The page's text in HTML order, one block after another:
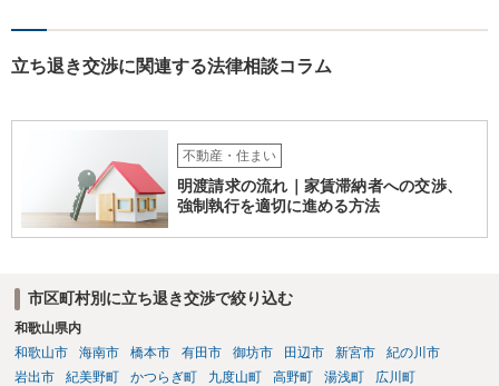
側（賃貸人側）が、更新の予定されている普通賃貸借契約から更新の
側（あなた側）から同意を取り付けようとしているものと思われま
す。 （建物賃貸借契約の更新等） 第二十六条 建物の賃貸借について
期間の定めがある場合において、当事者が期間の満了の一年前から六
月前までの間に相手方に対して更新をしない旨の通知又は条件を変更
しなければ更新をしない旨の通知をしなかったときは、従前の契約と
めがないものとする。 ２ 前項の通知をした場合であっても、建物の
賃貸借の期間が満了した後建物の賃借人が使用を継続する場合におい
て、建物の賃貸人が遅滞なく異議を述べなかったときも、同項と同様
とする。 （建物賃貸借契約の更新拒絶等の要件） 第二十八条 建物の
賃貸人による第二十六条第一項の通知又は建物の賃貸借の解約の申入
立ち退き交渉に関連する法律相談コラム
不動産・住まい
明渡請求の流れ｜家賃滞納者への交渉、
強制執行を適切に進める方法
市区町村別に立ち退き交渉で絞り込む
和歌山県内
和歌山市
海南市 橋本市 有田市 御坊市 田辺市 新宮市
紀の川市
岩出市
紀美野町 かつらぎ町 九度山町 高野町 湯浅町
広川町